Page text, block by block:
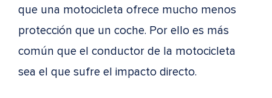
que una motocicleta ofrece mucho menos
protección que un coche. Por ello es más
común que el conductor de la motocicleta
sea el que sufre el impacto directo.